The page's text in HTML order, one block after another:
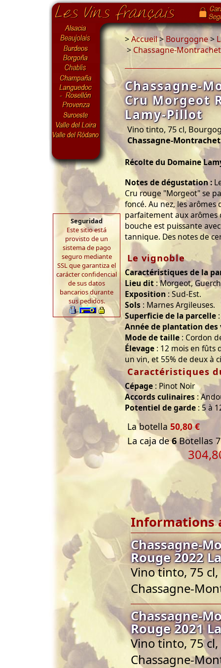
Seguridad
Este sitio está
provisto de un
sistema de pago
seguro mediante
SSL que garantiza el
carácter confidencial
de sus datos
bancarios durante
sus pedidos.
>Accueil>Bourgogne>
> Chassagne-
Chassagne-
Cru Morgeot
Lamy-Pillot
Vino tinto, 75 cl,
Chassagne-Montrachet
Récolte du Domaine
Notes de dégustation :
Cru rouge "Morgeot" se
foncé. Au nez, les arômes
parfaitement aux arômes
bouche est puissante
tannique. Des notes de
Le vignoble
Caractéristiques de la
Lieu dit : Morgeot,
Exposition : Sud-Est.
Sols : Marnes Argileuses.
Superficie de la parcelle
Année de plantation des
Mode de taille : Cordon
Élevage : 12 mois en fûts
un vin, et 55% de deux à
Caractéristiques
Cépage : Pinot Noir
Accords culinaires :
Potentiel de garde : 5 à
La botella 50,80 €
La caja de6Botellas
Informations
Chassagne-
Rouge 2022
Vino tinto, 75
Chassagne-
Chassagne-
Rouge 2021
Vino tinto, 75
Chassagne-